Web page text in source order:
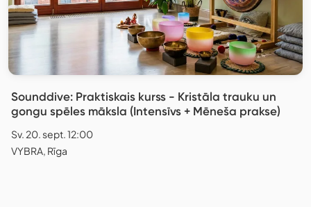
Sounddive: Praktiskais kurss - Kristāla trauku un
gongu spēles māksla (Intensīvs + Mēneša prakse)
Sv. 20. sept. 12:00
VYBRA, Rīga